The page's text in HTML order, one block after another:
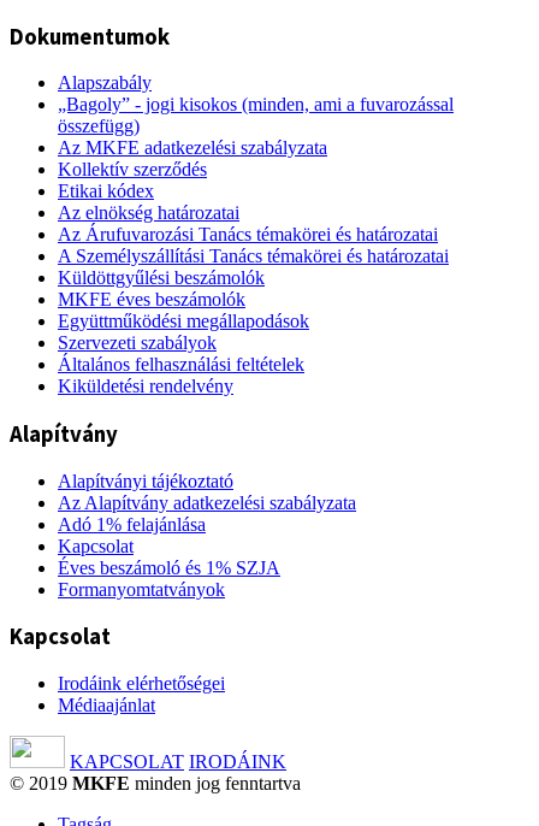
Dokumentumok
Alapszabály
„Bagoly” - jogi kisokos (minden, ami a fuvarozással
összefügg)
Az MKFE adatkezelési szabályzata
Kollektív szerződés
Etikai kódex
Az elnökség határozatai
Az Árufuvarozási Tanács témakörei és határozatai
A Személyszállítási Tanács témakörei és határozatai
Küldöttgyűlési beszámolók
MKFE éves beszámolók
Együttműködési megállapodások
Szervezeti szabályok
Általános felhasználási feltételek
Kiküldetési rendelvény
Alapítvány
Alapítványi tájékoztató
Az Alapítvány adatkezelési szabályzata
Adó 1% felajánlása
Kapcsolat
Éves beszámoló és 1% SZJA
Formanyomtatványok
Kapcsolat
Irodáink elérhetőségei
Médiaajánlat
KAPCSOLAT IRODÁINK
© 2019 MKFE minden jog fenntartva